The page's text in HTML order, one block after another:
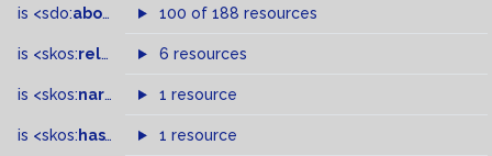
is <sdo:about of 100 of 188 resources
is <skos:related > of
6 resources
is <skos:narrowMatch >of
1 resource
is <skos: hasTopConcept >of
1 resource